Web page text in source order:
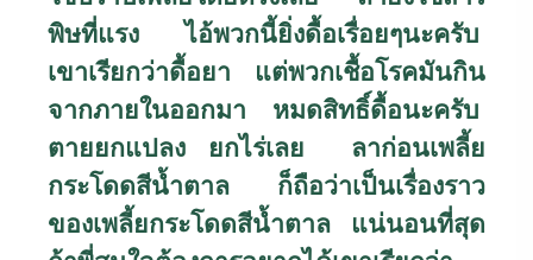
พิษที่แรง ไอ้พวกนี้ยิ่งดื้อเรื่อยๆนะครับ
เขาเรียกว่าดื้อยา แต่พวกเชื้อโรคมันกิน
จากภายในออกมา หมดสิทธิ์ดื้อนะครับ
ตายยกแปลง ยกไร่เลย ลาก่อนเพลี้ย
กระโดดสีน้ำตาล ก็ถือว่าเป็นเรื่องราว
ของเพลี้ยกระโดดสีน้ำตาล แน่นอนที่สุด